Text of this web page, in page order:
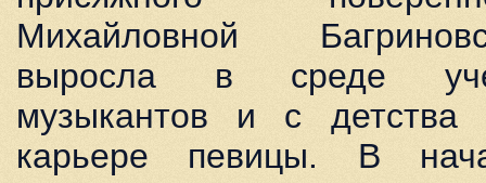
Михайловной
выросла в среде
музыкантов и с детства
карьере певицы. В